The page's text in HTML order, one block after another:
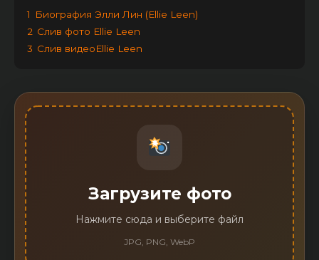
1
Биография Элли Лин (Ellie Leen)
2 Слив фото Ellie Leen
3 Слив видеоEllie Leen
Загрузите фото
Нажмите сюда и выберите файл
JPG, PNG, WebP